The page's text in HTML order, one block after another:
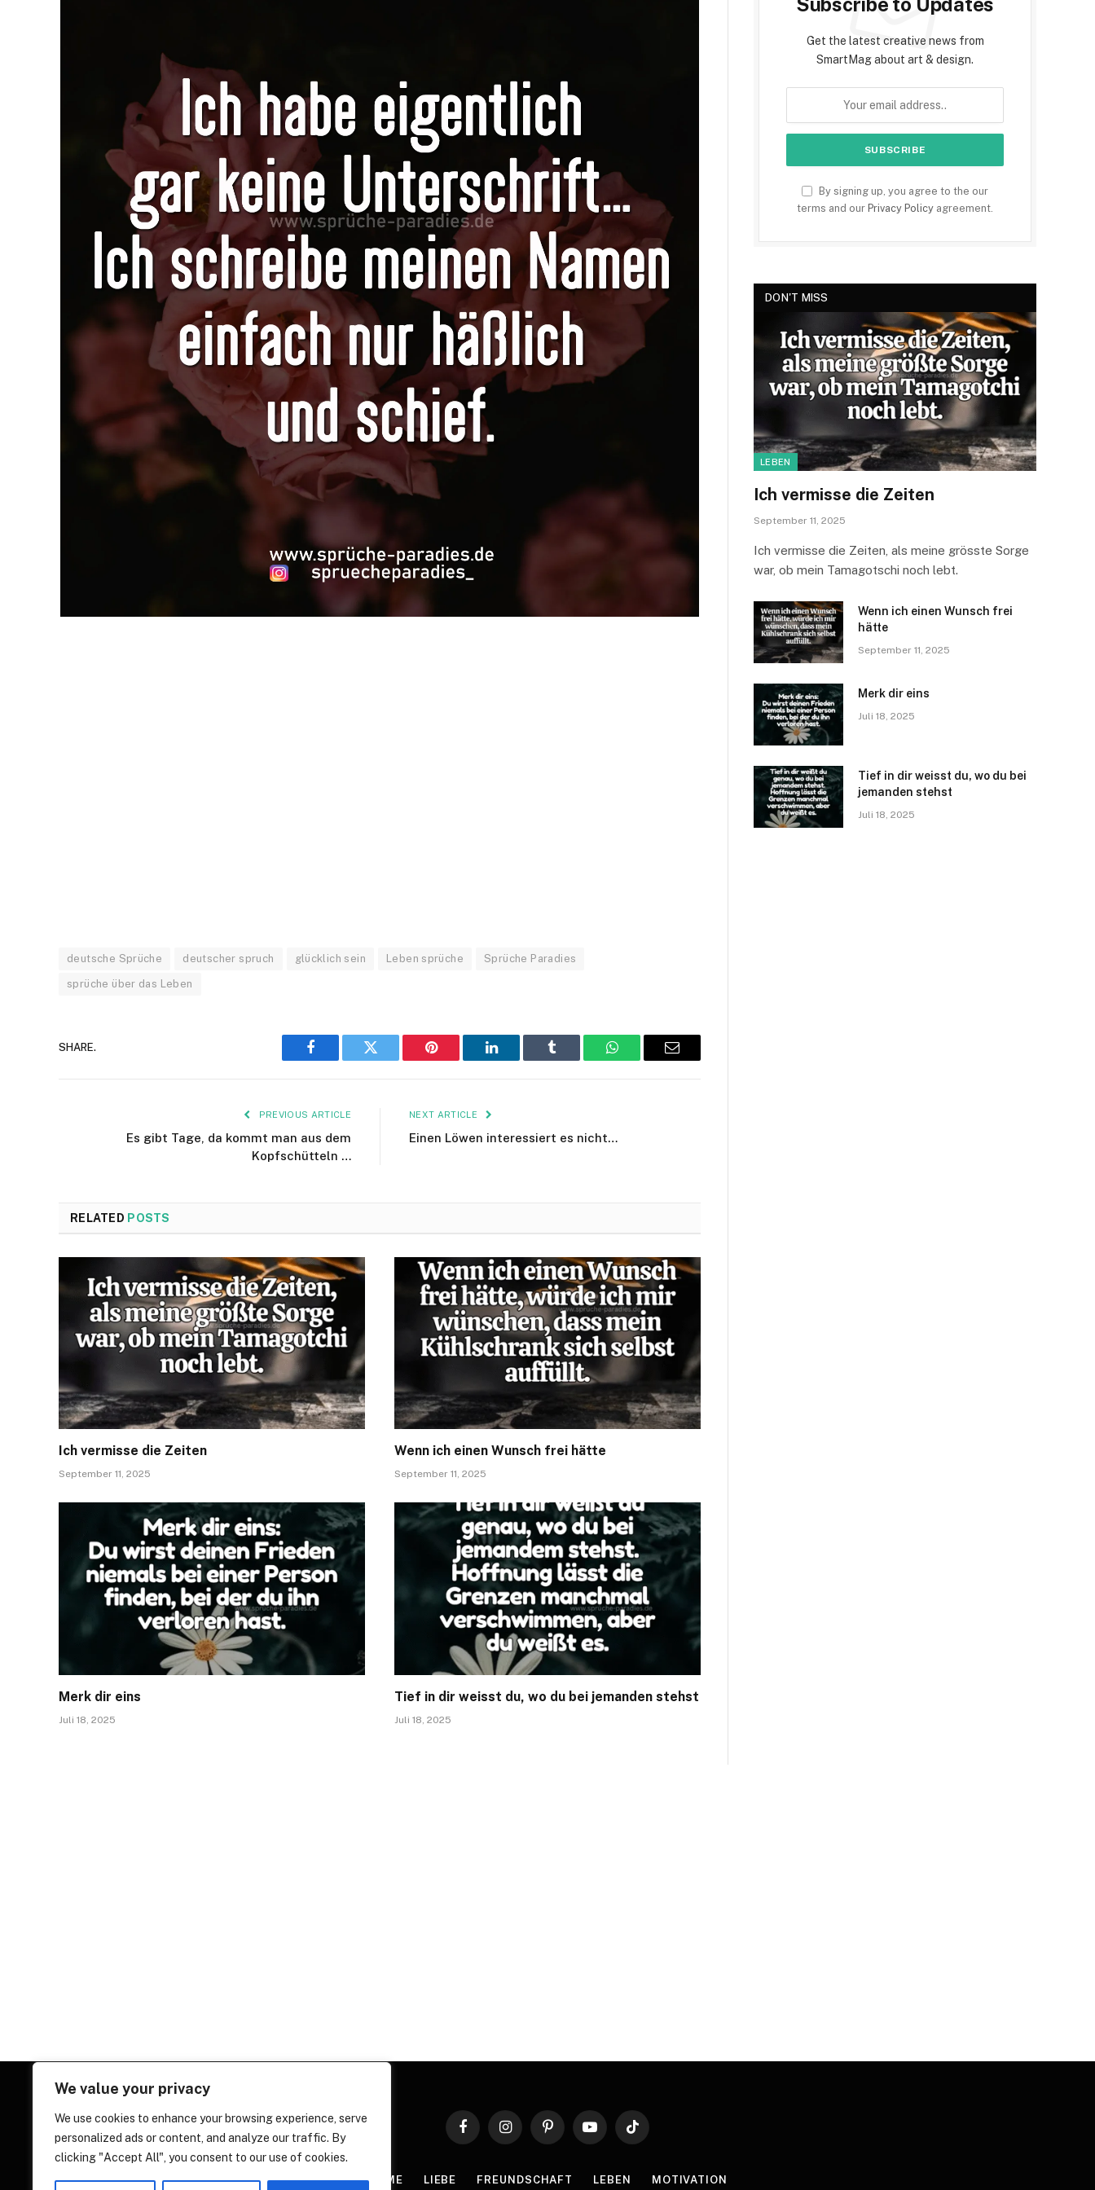
We value your privacy
We use cookies to enhance your browsing experience, serve
personalized ads or content, and analyze our traffic. By
clicking "Accept All", you consent to our use of cookies.
deutsche Sprüche deutscher spruch glücklich sein Leben sprüche Sprüche Paradies
sprüche über das Leben
SHARE.
Facebook Twitter Pinterest LinkedIn Tumblr WhatsAppEmail
PREVIOUS ARTICLE
Es gibt Tage, da kommt man aus dem
Kopfschütteln …
NEXT ARTICLE
Einen Löwen interessiert es nicht…
RELATED POSTS
Ich vermisse die Zeiten
September 11, 2025
Wenn ich einen Wunsch frei hätte
September 11, 2025
Merk dir eins
Juli 18, 2025
Tief in dir weisst du, wo du bei jemanden stehst
Juli 18, 2025
Get the latest creative news from
SmartMag about art & design.
By signing up, you agree to the our
terms and our Privacy Policy agreement.
DON'T MISS
LEBEN
Ich vermisse die Zeiten
September 11, 2025
Ich vermisse die Zeiten, als meine grösste Sorge
war, ob mein Tamagotschi noch lebt.
Wenn ich einen Wunsch frei
hätte
September 11, 2025
Merk dir eins
Juli 18, 2025
Tief in dir weisst du, wo du bei
jemanden stehst
Juli 18, 2025
FacebookInstagramPinterestYouTubeTikTok
HOME LIEBE FREUNDSCHAFT LEBEN MOTIVATION